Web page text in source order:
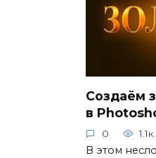
Создаём
в
0 1.1к.
В этом